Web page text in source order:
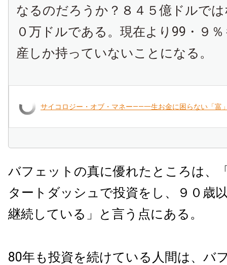
なるのだろうか？８４５億ドルで
０万ドルである。現在より99・９
産しか持っていないことになる。
サイコロジー・オブ・マネー――一生お金に困らない「富
バフェットの真に優れたところは、
タートダッシュで投資をし、９０歳
継続している」と言う点にある。
80年も投資を続けている人間は、バ